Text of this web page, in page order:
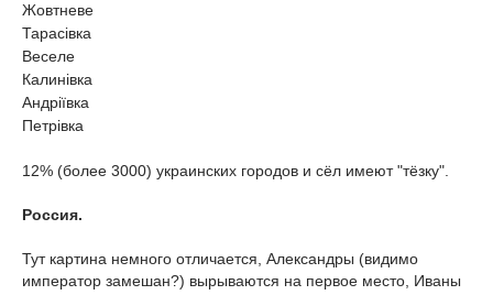
Жовтневе
Тарасівка
Веселе
Калинівка
Андріївка
Петрівка
12% (более 3000) украинских городов и сёл имеют "тёзку".
Россия.
Тут картина немного отличается, Александры (видимо
император замешан?) вырываются на первое место, Иваны